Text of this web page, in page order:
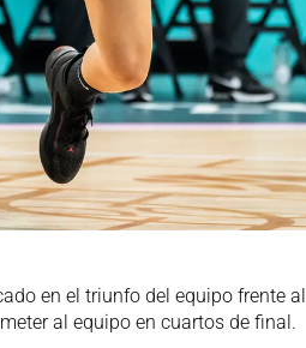
en el triunfo del equipo frente al
al equipo en cuartos de final.